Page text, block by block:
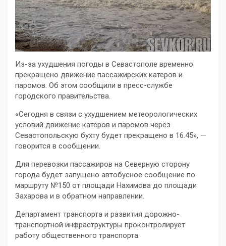
Из-за ухудшения погоды в Севастополе временно
прекращено движение пассажирских катеров и
паромов. Об этом сообщили в пресс-службе
городского правительства.
«Сегодня в связи с ухудшением метеорологических
условий движение катеров и паромов через
Севастопольскую бухту будет прекращено в 16.45», —
говорится в сообщении.
Для перевозки пассажиров на Северную сторону
города будет запущено автобусное сообщение по
маршруту №150 от площади Нахимова до площади
Захарова и в обратном направлении.
Департамент транспорта и развития дорожно-
транспортной инфраструктуры проконтролирует
работу общественного транспорта.